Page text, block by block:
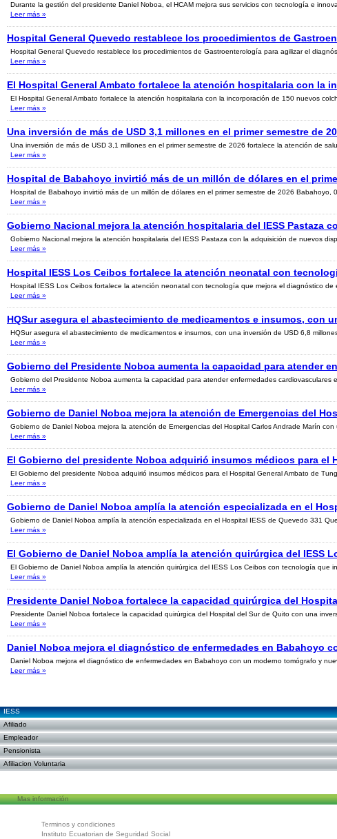
Durante la gestión del presidente Daniel Noboa, el HCAM mejora sus servicios con tecnología e
Leer más »
Hospital General Quevedo restablece los procedimientos de
Hospital General Quevedo restablece los procedimientos de Gastroenterología para agilizar el
Leer más »
El Hospital General Ambato fortalece la atención hospitalaria con la
El Hospital General Ambato fortalece la atención hospitalaria con la incorporación de 150 nuevos
Leer más »
Una inversión de más de USD 3,1 millones en el primer semestre de
Una inversión de más de USD 3,1 millones en el primer semestre de 2026 fortalece la atención de
Leer más »
Hospital de Babahoyo invirtió más de un millón de dólares en el
Hospital de Babahoyo invirtió más de un millón de dólares en el primer semestre de 2026 Babahoyo,
Leer más »
Gobierno Nacional mejora la atención hospitalaria del IESS Pastaza
Gobierno Nacional mejora la atención hospitalaria del IESS Pastaza con la adquisición de nuevos
Leer más »
Hospital IESS Los Ceibos fortalece la atención neonatal con
Hospital IESS Los Ceibos fortalece la atención neonatal con tecnología que mejora el diagnóstico de
Leer más »
HQSur asegura el abastecimiento de medicamentos e insumos, con
HQSur asegura el abastecimiento de medicamentos e insumos, con una inversión de USD 6,8
Leer más »
Gobierno del Presidente Noboa aumenta la capacidad para atender
Gobierno del Presidente Noboa aumenta la capacidad para atender enfermedades cardiovasculares
Leer más »
Gobierno de Daniel Noboa mejora la atención de Emergencias del
Gobierno de Daniel Noboa mejora la atención de Emergencias del Hospital Carlos Andrade Marín
Leer más »
El Gobierno del presidente Noboa adquirió insumos médicos para
El Gobierno del presidente Noboa adquirió insumos médicos para el Hospital General Ambato de
Leer más »
Gobierno de Daniel Noboa amplía la atención especializada en el
Gobierno de Daniel Noboa amplía la atención especializada en el Hospital IESS de Quevedo 331
Leer más »
El Gobierno de Daniel Noboa amplía la atención quirúrgica del
El Gobierno de Daniel Noboa amplía la atención quirúrgica del IESS Los Ceibos con tecnología que
Leer más »
Presidente Daniel Noboa fortalece la capacidad quirúrgica del
Presidente Daniel Noboa fortalece la capacidad quirúrgica del Hospital del Sur de Quito con una
Leer más »
Daniel Noboa mejora el diagnóstico de enfermedades en Babahoyo
Daniel Noboa mejora el diagnóstico de enfermedades en Babahoyo con un moderno tomógrafo y
Leer más »
IESS
Afiliado
Empleador
Pensionista
Afiliacion Voluntaria
Mas información
Terminos y condiciones
Instituto Ecuatorian de Seguridad Social